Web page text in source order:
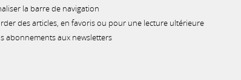
la barre de navigation
des articles, en favoris ou pour une lecture ultérieure
abonnements aux newsletters